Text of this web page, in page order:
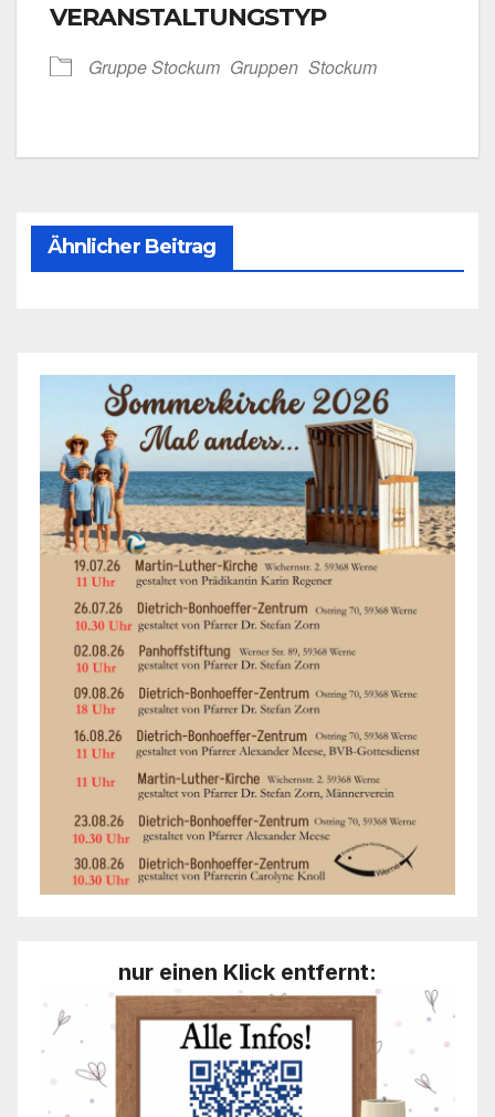
VERANSTALTUNGSTYP
Grup­pe Sto­ckum Grup­pen Sto­ckum
Ähnlicher Beitrag
nur einen Klick entfernt: